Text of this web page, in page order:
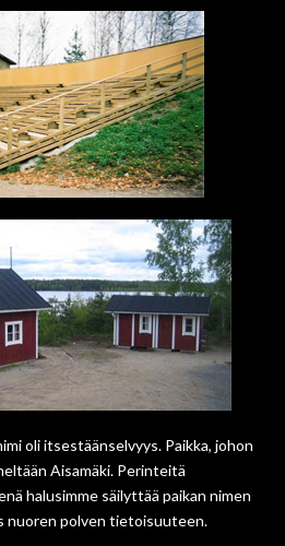
oli itsestäänselvyys. Paikka, johon
Aisamäki. Perinteitä
halusimme säilyttää paikan nimen
nuoren polven tietoisuuteen.